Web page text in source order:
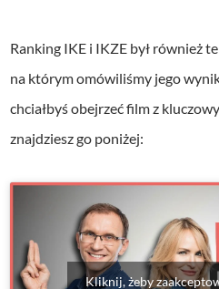
Ranking IKE i IKZE był również
na którym omówiliśmy jego
chciałbyś obejrzeć film z
znajdziesz go poniżej:
Kliknij, żeby